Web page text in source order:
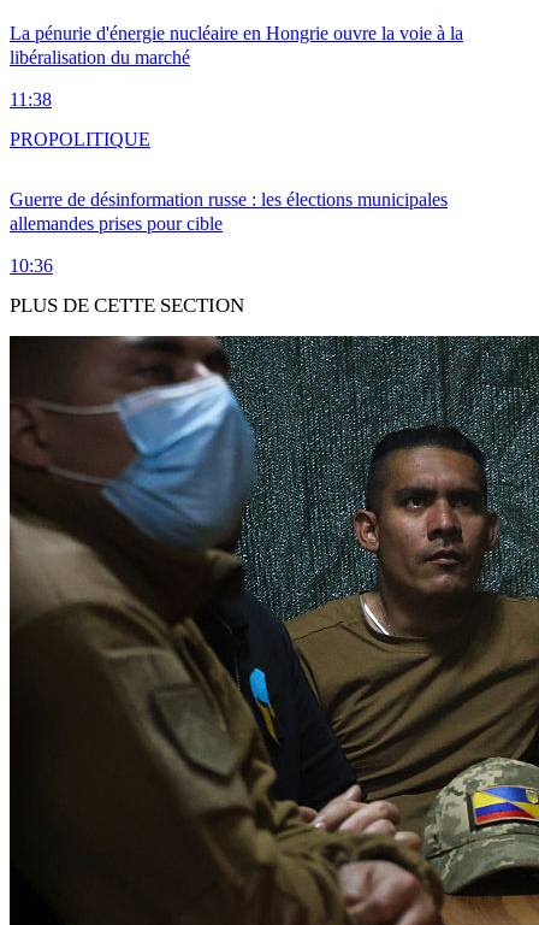
La pénurie d'énergie nucléaire en Hongrie ouvre la voie à la
libéralisation du marché
11:38
Guerre de désinformation russe : les élections municipales
allemandes prises pour cible
10:36
PROPOLITIQUE
PLUS DE CETTE SECTION